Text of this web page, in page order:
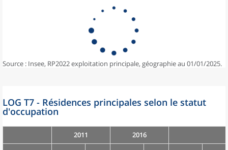
Source : Insee, RP2022 exploitation principale, géographie au 01/01/2025.
LOG T7 - Résidences principales selon le statut
d'occupation
2011 2016